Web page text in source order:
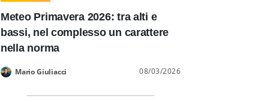
Meteo Primavera 2026: tra alti e
bassi, nel complesso un carattere
nella norma
Mario Giuliacci 08/03/2026